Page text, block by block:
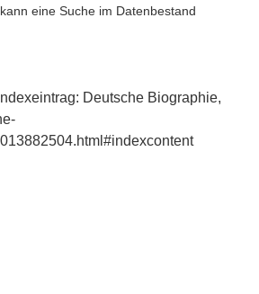
eine Suche im Datenbestand
Deutsche Biographie,